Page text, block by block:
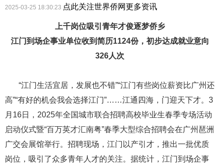
2025-03-25 18:30:23 点此关注世界侨网更多资讯
上千岗位吸引青年才俊逐梦侨乡
江门到场企事业单位收到简历1124份，初步达成就业意向
326人次
“江门生活宜居，发展也不错”“江门有些岗位薪资比广州还
高”“有好的机会我会选择江门”……江通四海，门迎天下才。3
月16日，2025年全国城市联合招聘高校毕业生春季专场活动
启动仪式暨“百万英才汇南粤”春季大型综合招聘会在广州琶洲
广交会展馆举行。招聘现场，江门以产引才，推出一批优质
岗位，吸引了众多青年人才的关注。据统计，江门到场企事